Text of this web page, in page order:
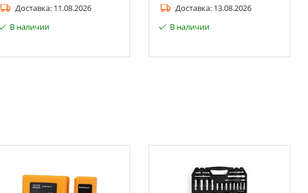
Доставка: 11.08.2026
В наличии
Доставка: 13.08.2026
В наличии